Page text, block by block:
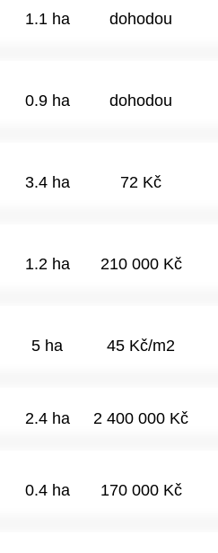
1.1 ha dohodou
0.9 ha dohodou
3.4 ha 72 Kč
1.2 ha 210 000 Kč
5 ha 45 Kč/m2
2.4 ha 2 400 000 Kč
0.4 ha 170 000 Kč